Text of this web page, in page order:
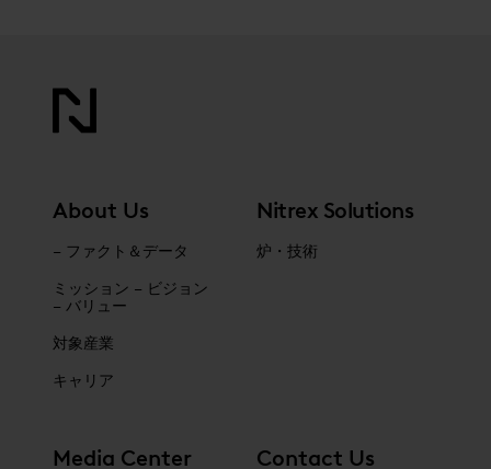
About Us
– ファクト＆データ
ミッション – ビジョン
– バリュー
対象産業
キャリア
Nitrex Solutions
炉・技術
Media Center Contact Us